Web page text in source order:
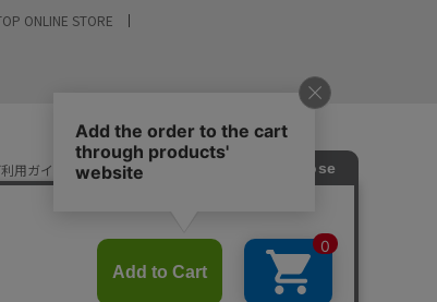
ONLINE STORE
用ガイド